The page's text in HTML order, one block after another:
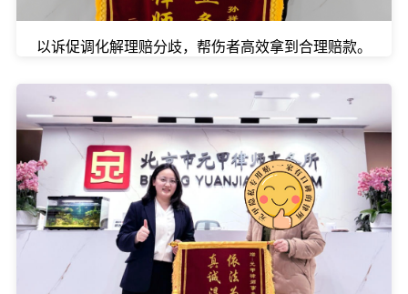
以诉促调化解理赔分歧，帮伤者高效拿到合理赔款。